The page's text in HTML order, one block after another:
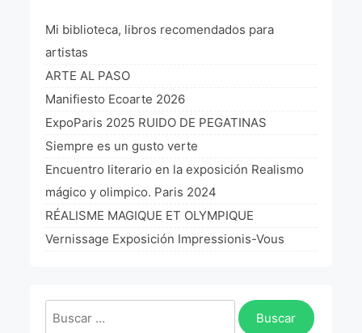
L’art Colombien à Paris 2019
L’art Latino-américain à Paris 2019
Reflecting Source. NY 2019
«Sincronías con sentido» Bogotá Colombia 2019
«Huellas trashumantes» New York 2018
Commissaire D’exposition
Manifiesto Ecoarte
Mi biblioteca, libros recomendados para
artistas
ARTE AL PASO
Manifiesto Ecoarte 2026
ExpoParis 2025 RUIDO DE PEGATINAS
Siempre es un gusto verte
Encuentro literario en la exposición Realismo
mágico y olimpico. Paris 2024
RÉALISME MAGIQUE ET OLYMPIQUE
Vernissage Exposición Impressionis-Vous
Buscar: